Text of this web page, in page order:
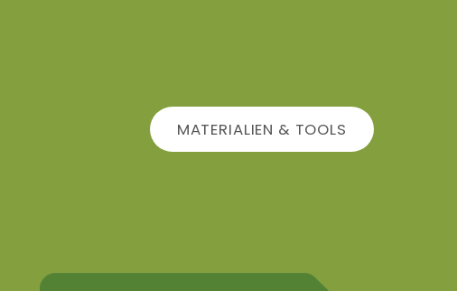
MATERIALIEN & TOOLS